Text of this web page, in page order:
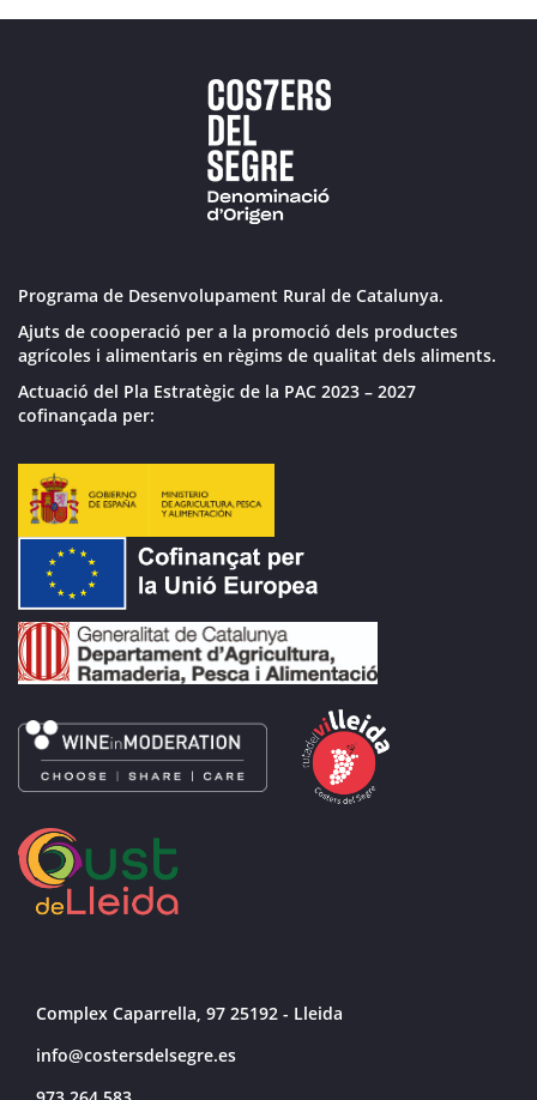
Programa de Desenvolupament Rural de Catalunya.
Ajuts de cooperació per a la promoció dels productes
agrícoles i alimentaris en règims de qualitat dels aliments.
Actuació del Pla Estratègic de la PAC 2023 – 2027
cofinançada per:
Complex Caparrella, 97 25192 - Lleida
info@costersdelsegre.es